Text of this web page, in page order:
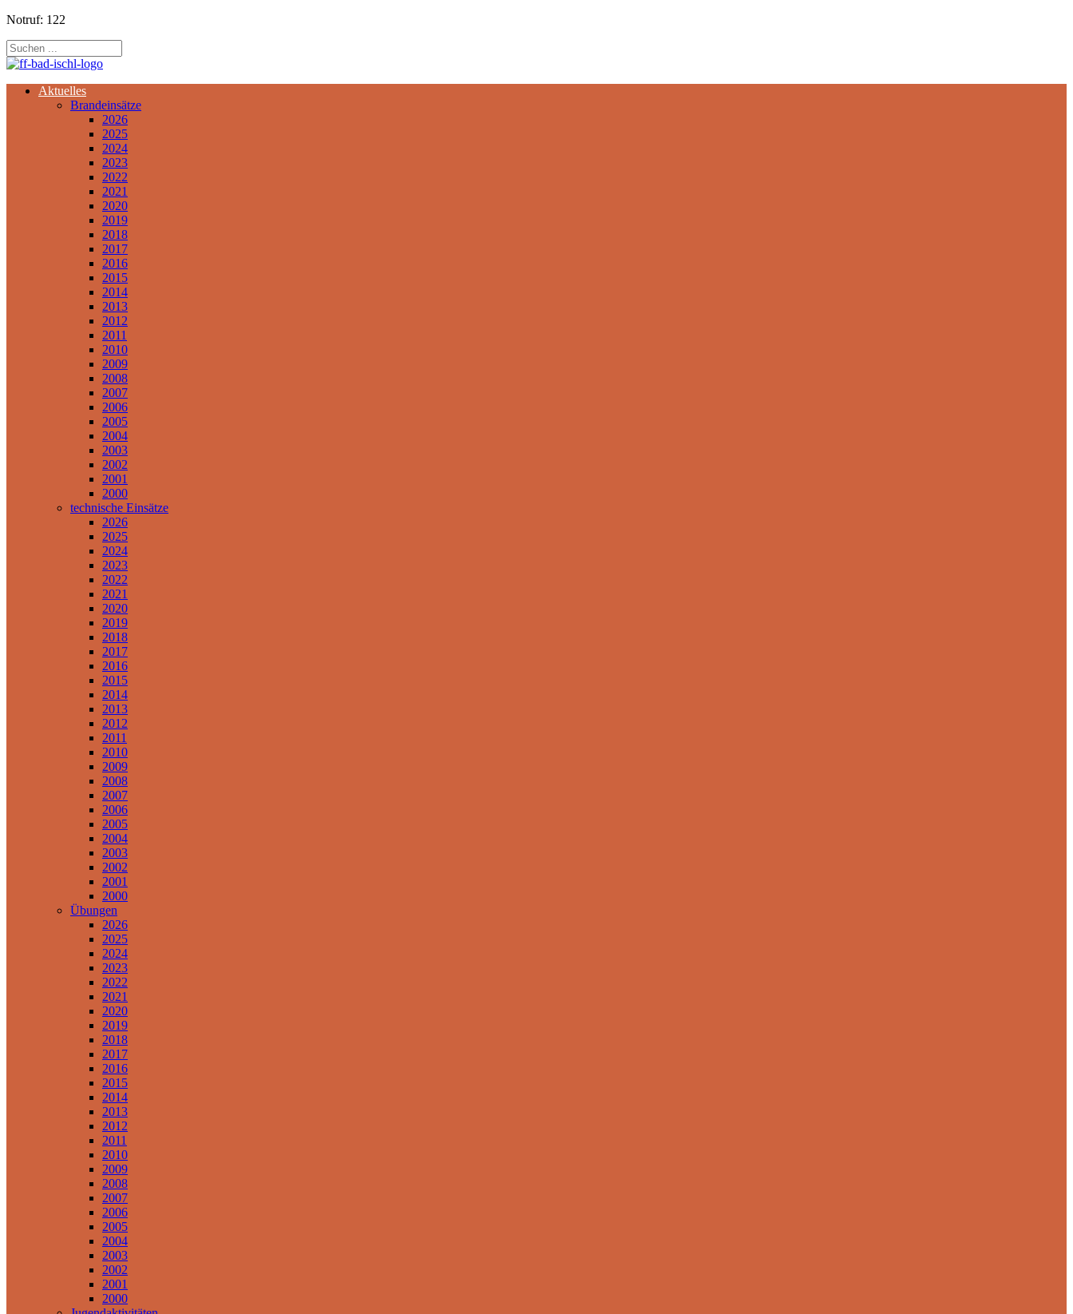
Notruf: 122
Aktuelles
Brandeinsätze
2026
2025
2024
2023
2022
2021
2020
2019
2018
2017
2016
2015
2014
2013
2012
2011
2010
2009
2008
2007
2006
2005
2004
2003
2002
2001
2000
technische Einsätze
2026
2025
2024
2023
2022
2021
2020
2019
2018
2017
2016
2015
2014
2013
2012
2011
2010
2009
2008
2007
2006
2005
2004
2003
2002
2001
2000
Übungen
2026
2025
2024
2023
2022
2021
2020
2019
2018
2017
2016
2015
2014
2013
2012
2011
2010
2009
2008
2007
2006
2005
2004
2003
2002
2001
2000